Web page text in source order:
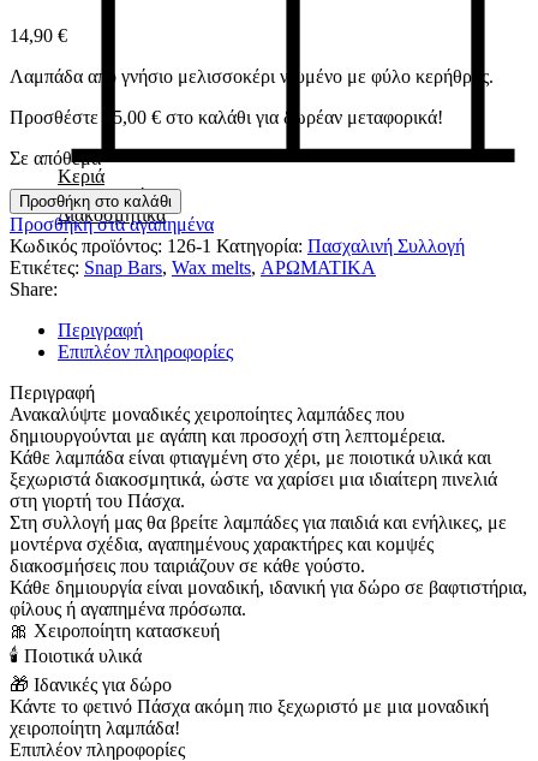
Κεριά
Αρωματικά
Διακοσμητικά
14,90 €
Λαμπάδα από γνήσιο μελισσοκέρι ντυμένο με φύλο κερήθρας.
Προσθέστε
45,00 € στο καλάθι για δωρέαν μεταφορικά!
Σε απόθεμα
Λαμπάδα
BLACK
BALLERINA
ποσότητα
Προσθήκη στο καλάθι
Προσθήκη στα αγαπημένα
Κωδικός προϊόντος: 126-1 Κατηγορία: Πασχαλινή Συλλογή
Ετικέτες: Snap Bars, Wax melts, ΑΡΩΜΑΤΙΚΑ
Share:
Περιγραφή
Επιπλέον πληροφορίες
Περιγραφή
Ανακαλύψτε μοναδικές χειροποίητες λαμπάδες που
δημιουργούνται με αγάπη και προσοχή στη λεπτομέρεια.
Κάθε λαμπάδα είναι φτιαγμένη στο χέρι, με ποιοτικά υλικά και
ξεχωριστά διακοσμητικά, ώστε να χαρίσει μια ιδιαίτερη πινελιά
στη γιορτή του Πάσχα.
Στη συλλογή μας θα βρείτε λαμπάδες για παιδιά και ενήλικες, με
μοντέρνα σχέδια, αγαπημένους χαρακτήρες και κομψές
διακοσμήσεις που ταιριάζουν σε κάθε γούστο.
Κάθε δημιουργία είναι μοναδική, ιδανική για δώρο σε βαφτιστήρια,
φίλους ή αγαπημένα πρόσωπα.
🎀 Χειροποίητη κατασκευή
🕯 Ποιοτικά υλικά
🎁 Ιδανικές για δώρο
Κάντε το φετινό Πάσχα ακόμη πιο ξεχωριστό με μια μοναδική
χειροποίητη λαμπάδα!
Επιπλέον πληροφορίες